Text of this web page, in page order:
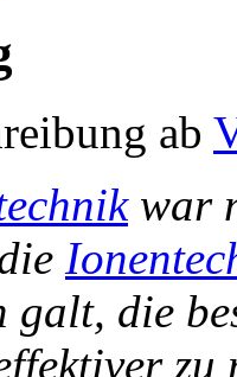
ab
war
die